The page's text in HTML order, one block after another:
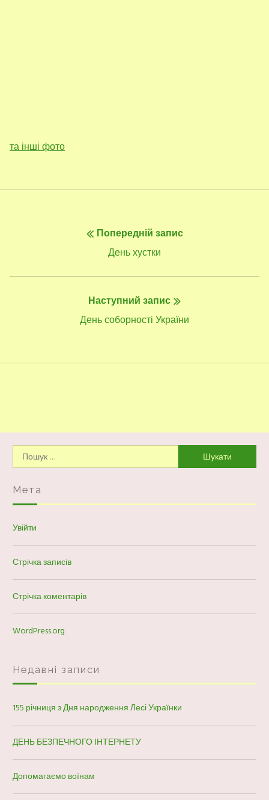
та інші фото
Попередній запис
Попередній
День хустки
Наступний запис
Наступний
День соборності України
Пошук:
Мета
Увійти
Стрічка записів
Стрічка коментарів
WordPress.org
Недавні записи
155 річниця з Дня народження Лесі Українки
ДЕНЬ БЕЗПЕЧНОГО ІНТЕРНЕТУ
Допомагаємо воїнам